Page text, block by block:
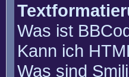
Was ist
Kann ich
Was sind